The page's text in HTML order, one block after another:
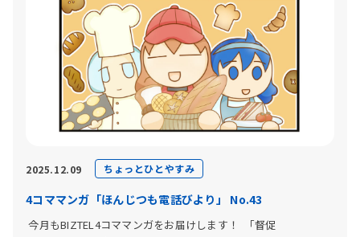
2025.12.09 ちょっとひとやすみ
4コママンガ「ほんじつも電話びより」 No.43
今月もBIZTEL4コママンガをお届けします！ 「督促